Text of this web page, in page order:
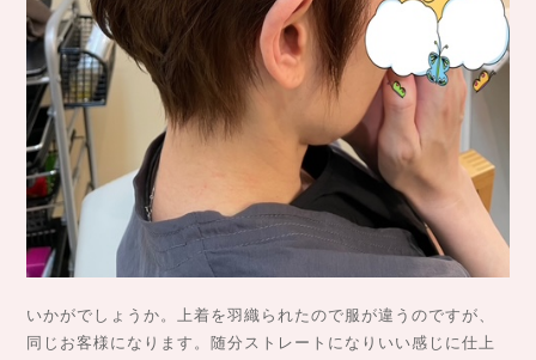
いかがでしょうか。上着を羽織られたので服が違うのですが、
同じお客様になります。随分ストレートになりいい感じに仕上